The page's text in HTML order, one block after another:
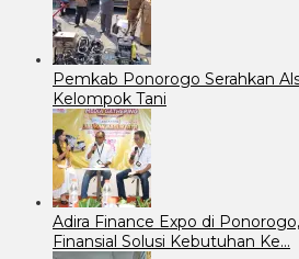
Pemkab Ponorogo Serahkan
Kelompok Tani
Adira Finance Expo di
Finansial Solusi Kebutuhan Ke…